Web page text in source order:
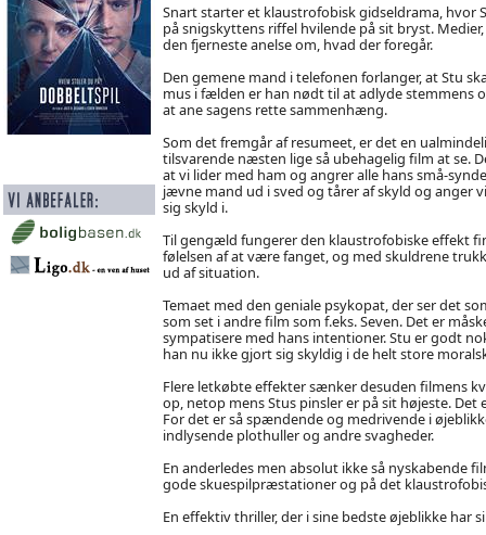
Snart starter et klaustrofobisk gidseldrama, hvor
på snigskyttens riffel hvilende på sit bryst.
den fjerneste anelse om, hvad der foregår.
Den gemene mand i telefonen forlanger, at Stu
mus i fælden er han nødt til at adlyde stemmens
at ane sagens rette sammenhæng.
Som det fremgår af resumeet, er det en
tilsvarende næsten lige så ubehagelig film at se.
at vi lider med ham og angrer alle hans små-
jævne mand ud i sved og tårer af skyld og anger
sig skyld i.
Til gengæld fungerer den klaustrofobiske effekt
følelsen af at være fanget, og med skuldrene
ud af situation.
Temaet med den geniale psykopat, der ser det
som set i andre film som f.eks. Seven. Det er
sympatisere med hans intentioner. Stu er godt
han nu ikke gjort sig skyldig i de helt store
Flere letkøbte effekter sænker desuden filmens
op, netop mens Stus pinsler er på sit højeste.
For det er så spændende og medrivende i
indlysende plothuller og andre svagheder.
En anderledes men absolut ikke så nyskabende
gode skuespilpræstationer og på det
En effektiv thriller, der i sine bedste øjeblikke har